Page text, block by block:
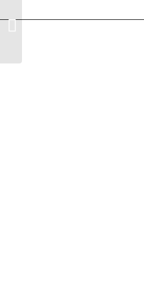
SURFER GIRL